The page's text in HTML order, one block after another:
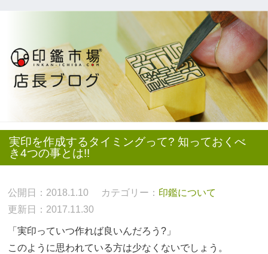
実印を作成するタイミングって? 知っておくべ
き4つの事とは!!
公開日：2018.1.10 カテゴリー： 印鑑について
更新日：2017.11.30
「実印っていつ作れば良いんだろう?」
このように思われている方は少なくないでしょう。